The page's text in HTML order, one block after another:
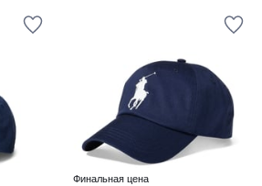
Финальная цена